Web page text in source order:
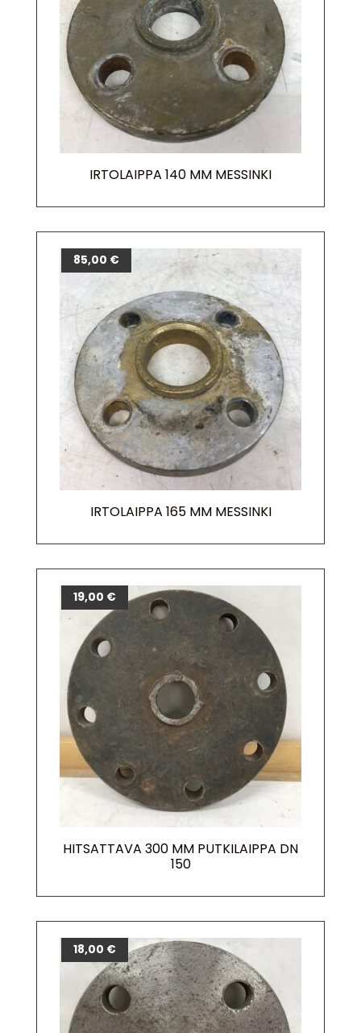
IRTOLAIPPA 140 MM MESSINKI
IRTOLAIPPA 165 MM MESSINKI
85,00 €
HITSATTAVA 300 MM PUTKILAIPPA DN
150
19,00 €
18,00 €